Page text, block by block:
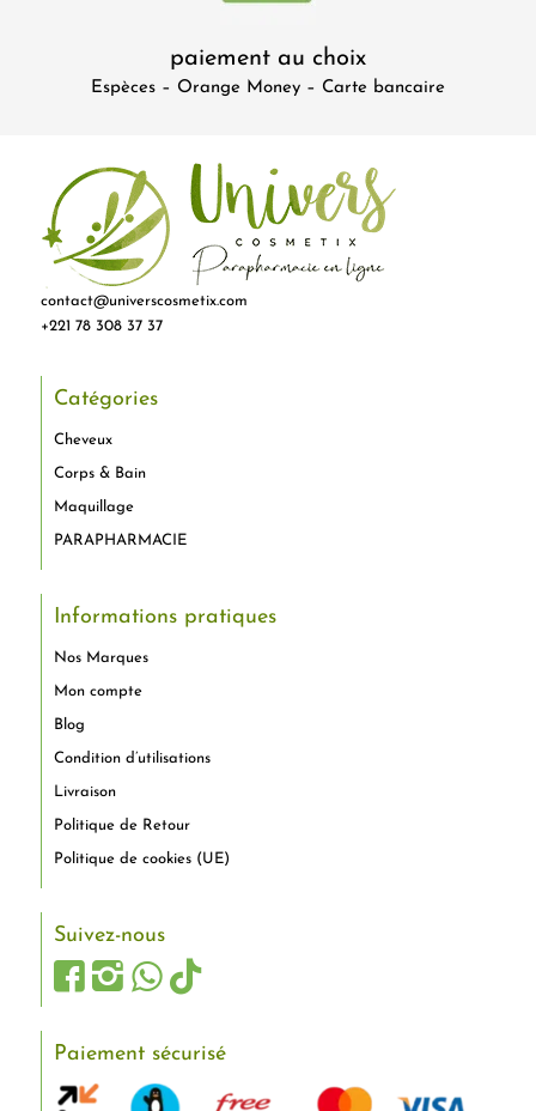
paiement au choix
Espèces – Orange Money – Carte bancaire
contact@universcosmetix.com
+221 78 308 37 37
Catégories
Cheveux
Corps & Bain
Maquillage
PARAPHARMACIE
Informations pratiques
Nos Marques
Mon compte
Blog
Condition d’utilisations
Livraison
Politique de Retour
Politique de cookies (UE)
Suivez-nous
Paiement sécurisé